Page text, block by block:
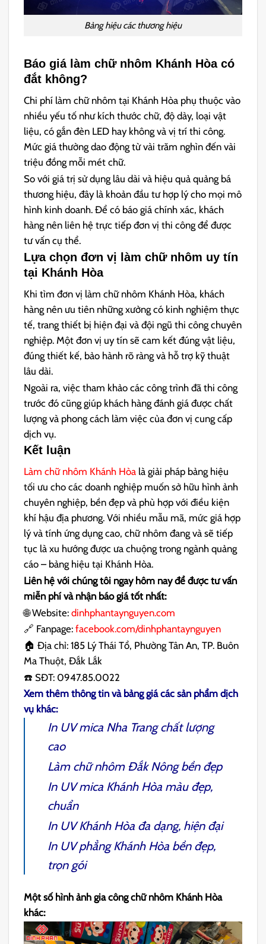
Bảng hiệu các thương hiệu
Báo giá làm chữ nhôm Khánh Hòa có
đắt không?
Chi phí làm chữ nhôm tại Khánh Hòa phụ thuộc vào
nhiều yếu tố như kích thước chữ, độ dày, loại vật
liệu, có gắn đèn LED hay không và vị trí thi công.
Mức giá thường dao động từ vài trăm nghìn đến vài
triệu đồng mỗi mét chữ.
So với giá trị sử dụng lâu dài và hiệu quả quảng bá
thương hiệu, đây là khoản đầu tư hợp lý cho mọi mô
hình kinh doanh. Để có báo giá chính xác, khách
hàng nên liên hệ trực tiếp đơn vị thi công để được
tư vấn cụ thể.
Lựa chọn đơn vị làm chữ nhôm uy tín
tại Khánh Hòa
Khi tìm đơn vị làm chữ nhôm Khánh Hòa, khách
hàng nên ưu tiên những xưởng có kinh nghiệm thực
tế, trang thiết bị hiện đại và đội ngũ thi công chuyên
nghiệp. Một đơn vị uy tín sẽ cam kết đúng vật liệu,
đúng thiết kế, bảo hành rõ ràng và hỗ trợ kỹ thuật
lâu dài.
Ngoài ra, việc tham khảo các công trình đã thi công
trước đó cũng giúp khách hàng đánh giá được chất
lượng và phong cách làm việc của đơn vị cung cấp
dịch vụ.
Kết luận
Làm chữ nhôm Khánh Hòa là giải pháp bảng hiệu
tối ưu cho các doanh nghiệp muốn sở hữu hình ảnh
chuyên nghiệp, bền đẹp và phù hợp với điều kiện
khí hậu địa phương. Với nhiều mẫu mã, mức giá hợp
lý và tính ứng dụng cao, chữ nhôm đang và sẽ tiếp
tục là xu hướng được ưa chuộng trong ngành quảng
cáo – bảng hiệu tại Khánh Hòa.
Liên hệ với chúng tôi ngay hôm nay để được tư vấn
miễn phí và nhận báo giá tốt nhất:
🌐 Website:dinhphantaynguyen.com
🔗 Fanpage:facebook.com/dinhphantaynguyen
🏠 Địa chỉ: 185 Lý Thái Tổ, Phường Tân An, TP. Buôn
Ma Thuột, Đắk Lắk
☎️ SĐT: 0947.85.0022
Xem thêm thông tin và bảng giá các sản phẩm dịch
vụ khác:
In UV mica Nha Trangchất lượng
cao
Làm chữ nhôm Đắk Nôngbền đẹp
In UV mica Khánh Hòamàu đẹp,
chuẩn
In UV Khánh Hòa đa dạng, hiện đại
In UV phẳng Khánh Hòabền đẹp,
trọn gói
Một số hình ảnh gia công chữ nhôm Khánh Hòa
khác: